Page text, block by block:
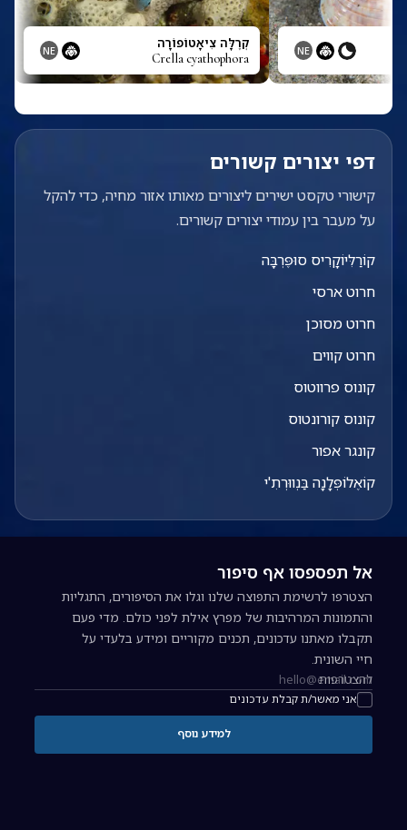
NE קְרֶלָּה צִיאָטוֹפוֹרָה
Crella cyathophora
NE
דפי יצורים קשורים
קישורי טקסט ישירים ליצורים מאותו אזור מחיה, כדי להקל
על מעבר בין עמודי יצורים קשורים.
קוֹרַלִּיוֹקָרִיס סוּפֶּרְבָּה
חרוט ארסי
חרוט מסוכן
חרוט קווים
קונוס פרווטוס
קונוס קורונטוס
קונגר אפור
קוֹאֶלוֹפְּלָנָה בַּנְווּרְתִ'י
אל תפספסו אף סיפור
הצטרפו לרשימת התפוצה שלנו וגלו את הסיפורים, התגליות
והתמונות המרהיבות של מפרץ אילת לפני כולם. מדי פעם
תקבלו מאתנו עדכונים, תכנים מקוריים ומידע בלעדי על
חיי השונית.
כתובת אימייל להרשמה לניוזלטר
אני מאשר/ת קבלת עדכונים
להצטרפות
למידע נוסף